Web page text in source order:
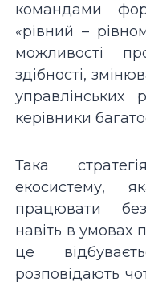
командами
«рівний –
можливості
здібності,
управлінських
керівники
Така
екосистему,
працювати
навіть в умовах
це
розповідають